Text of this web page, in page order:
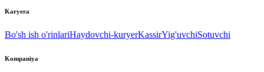
Karyera
Bo'sh ish o'rinlariHaydovchi-kuryerKassirYig'uvchiSotuvchi
Kompaniya